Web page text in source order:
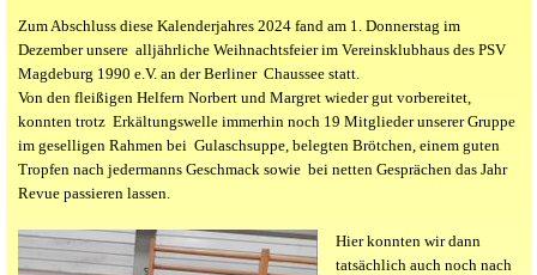
Zum Abschluss diese Kalenderjahres 2024 fand am 1. Donnerstag im
Dezember unsere alljährliche Weihnachtsfeier im Vereinsklubhaus des PSV
Magdeburg 1990 e.V. an der Berliner Chaussee statt.
Von den fleißigen Helfern Norbert und Margret wieder gut vorbereitet,
konnten trotz Erkältungswelle immerhin noch 19 Mitglieder unserer Gruppe
im geselligen Rahmen bei Gulaschsuppe, belegten Brötchen, einem guten
Tropfen nach jedermanns Geschmack sowie bei netten Gesprächen das Jahr
Revue passieren lassen.
Hier konnten wir dann
tatsächlich auch noch nach